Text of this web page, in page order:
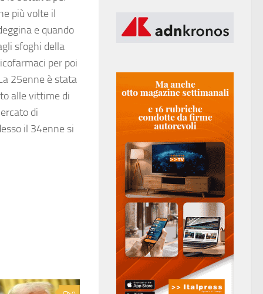
più volte il
e quando
sfoghi della
per poi
25enne è stata
alle vittime di
di
il 34enne si